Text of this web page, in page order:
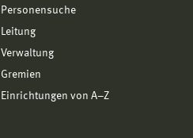
Personensuche
Leitung
Verwaltung
Gremien
Einrichtungen von A−Z